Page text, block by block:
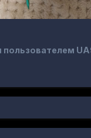
пользователем